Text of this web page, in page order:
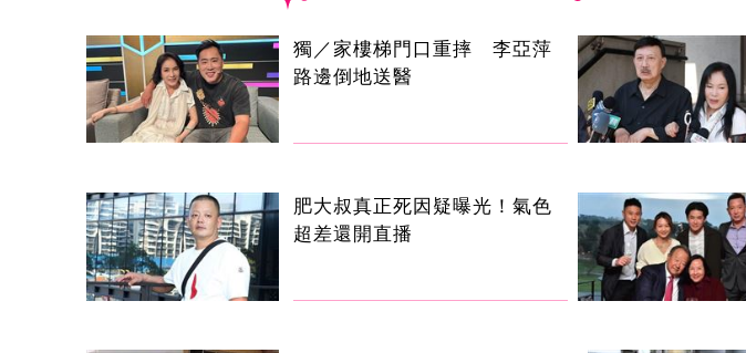
獨／家樓梯門口重摔 李亞萍
路邊倒地送醫
肥大叔真正死因疑曝光！氣色
超差還開直播